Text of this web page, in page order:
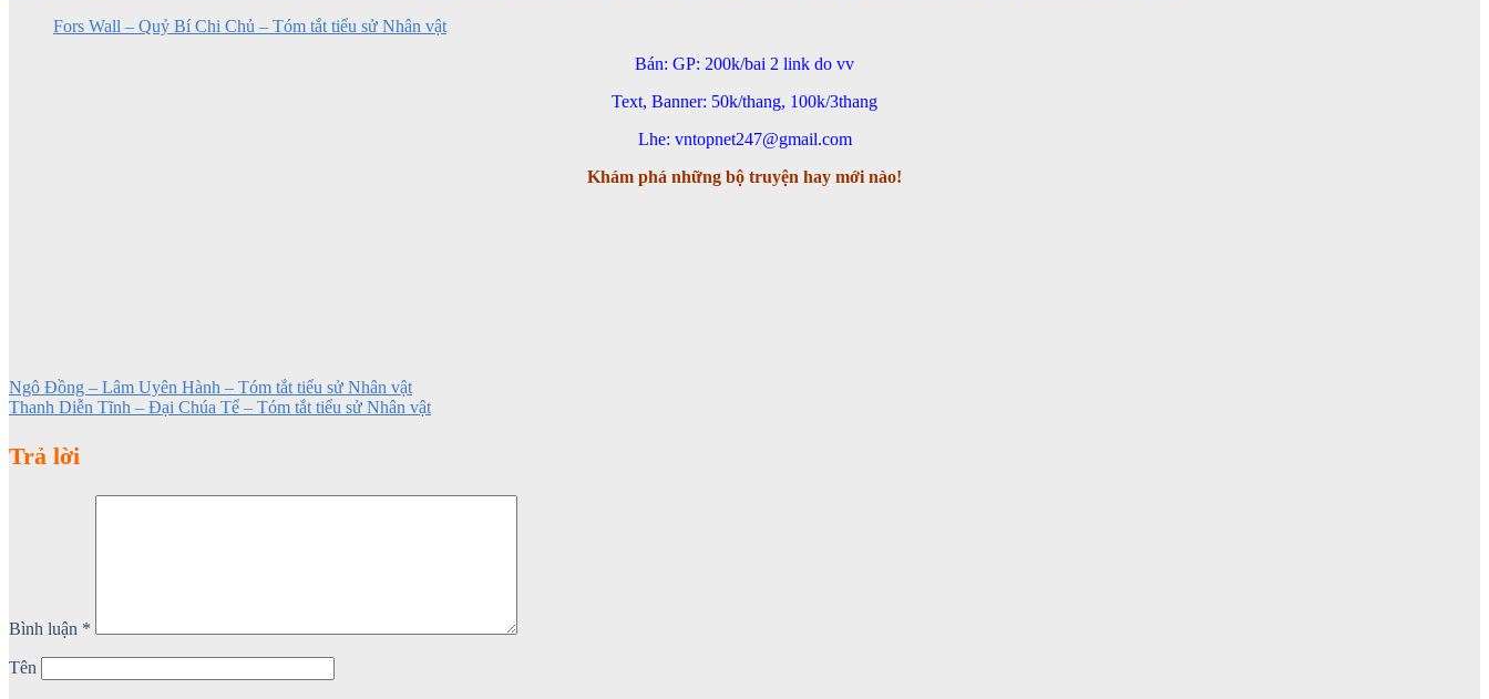
Fors Wall – Quỷ Bí Chi Chủ – Tóm tắt tiểu sử Nhân vật
Bán: GP: 200k/bai 2 link do vv
Text, Banner: 50k/thang, 100k/3thang
Lhe: vntopnet247@gmail.com
Khám phá những bộ truyện hay mới nào!
Ngô Đồng – Lâm Uyên Hành – Tóm tắt tiểu sử Nhân vật
Thanh Diễn Tĩnh – Đại Chúa Tể – Tóm tắt tiểu sử Nhân vật
Trả lời
Bình luận *
Tên